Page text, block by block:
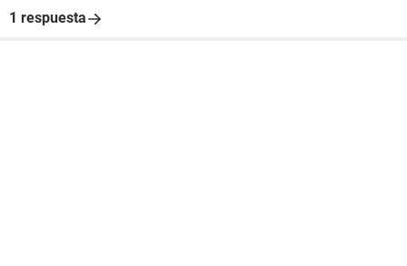
1 respuesta